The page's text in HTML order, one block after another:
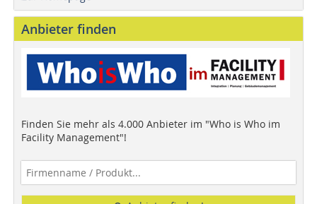
Anbieter finden
Finden Sie mehr als 4.000 Anbieter im "Who is Who im
Facility Management"!